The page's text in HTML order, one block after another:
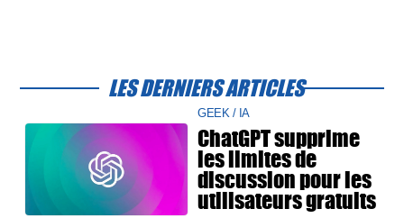
LES DERNIERS ARTICLES
GEEK / IA
ChatGPT supprime
les limites de
discussion pour les
utilisateurs gratuits